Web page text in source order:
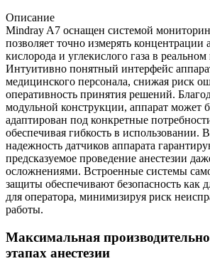
Описание
Mindray A7 оснащен системой
позволяет точно измерять концентрации
кислорода и углекислого газа в
Интуитивно понятный интерфейс
медицинского персонала, снижая риск
оперативность принятия решений.
модульной конструкции, аппарат может
адаптирован под конкретные
обеспечивая гибкость в использовании.
надежность датчиков аппарата
предсказуемое проведение анестезии
осложнениями. Встроенные системы
защиты обеспечивают безопасность как
для оператора, минимизируя риск
работы.
Максимальная
этапах анестезии